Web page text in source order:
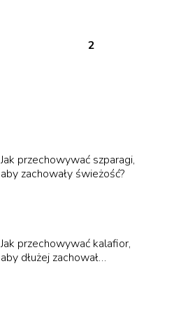
2
Jak przechowywać szparagi,
aby zachowały świeżość?
Jak przechowywać kalafior,
aby dłużej zachował